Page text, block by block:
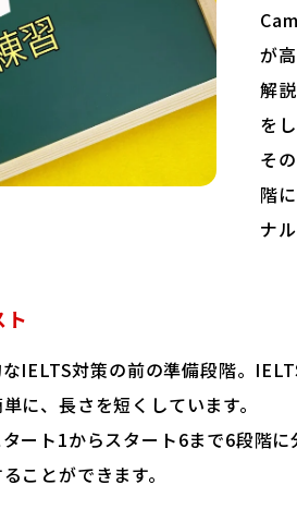
が
解
を
そ
階
ナ
ト
IELTS対策の前の準備段階。
に、長さを短くしています。
ート1からスタート6まで6段階
ことができます。